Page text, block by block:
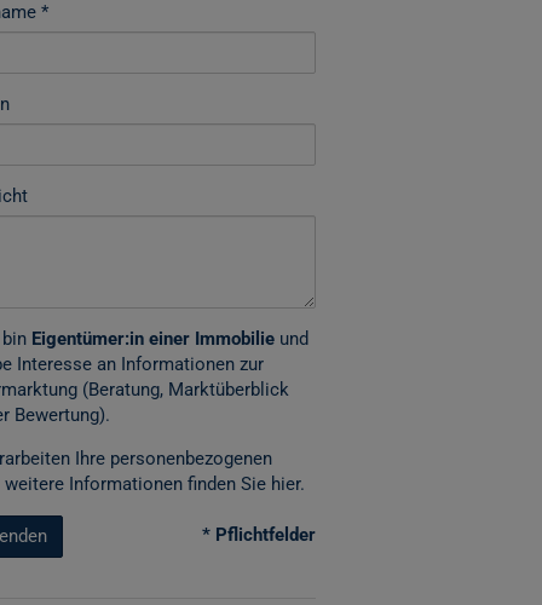
Eigentümer:in einer Immobilieund
Interesse an Informationen zur
(Beratung, Marktüberblick
Bewertung).
Ihre personenbezogenen
weitere Informationen finden Sie hier.
* Pflichtfelder